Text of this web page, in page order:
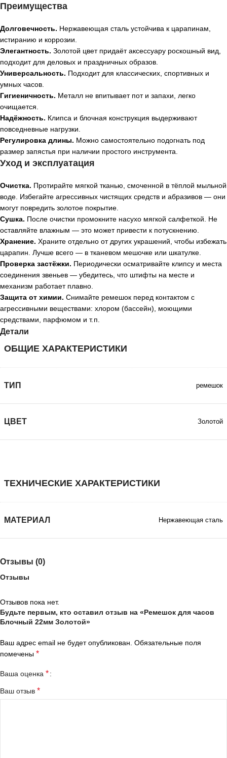
Преимущества
Долговечность. Нержавеющая сталь устойчива к царапинам,
истиранию и коррозии.
Элегантность. Золотой цвет придаёт аксессуару роскошный вид,
подходит для деловых и праздничных образов.
Универсальность. Подходит для классических, спортивных и
умных часов.
Гигиеничность. Металл не впитывает пот и запахи, легко
очищается.
Надёжность. Клипса и блочная конструкция выдерживают
повседневные нагрузки.
Регулировка длины. Можно самостоятельно подогнать под
размер запястья при наличии простого инструмента.
Уход и эксплуатация
Очистка. Протирайте мягкой тканью, смоченной в тёплой мыльной
воде. Избегайте агрессивных чистящих средств и абразивов — они
могут повредить золотое покрытие.
Сушка. После очистки промокните насухо мягкой салфеткой. Не
оставляйте влажным — это может привести к потускнению.
Хранение. Храните отдельно от других украшений, чтобы избежать
царапин. Лучше всего — в тканевом мешочке или шкатулке.
Проверка застёжки. Периодически осматривайте клипсу и места
соединения звеньев — убедитесь, что штифты на месте и
механизм работает плавно.
Защита от химии. Снимайте ремешок перед контактом с
агрессивными веществами: хлором (бассейн), моющими
средствами, парфюмом и т. п.
Детали
ОБЩИЕ ХАРАКТЕРИСТИКИ
ТИП ремешок
ЦВЕТ Золотой
ТЕХНИЧЕСКИЕ ХАРАКТЕРИСТИКИ
МАТЕРИАЛ Нержавеющая сталь
Отзывы (0)
Отзывы
Отзывов пока нет.
Будьте первым, кто оставил отзыв на «Ремешок для часов
Блочный 22мм Золотой»
Ваш адрес email не будет опубликован. Обязательные поля
помечены *
Ваша оценка *
Ваш отзыв *